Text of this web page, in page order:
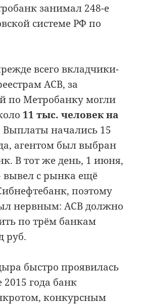
занимал 248-е
системе РФ по
всего вкладчики-
АСВ, за
по Метробанку могли
11 тыс. человек на
Выплаты начались 15
агентом был выбран
В тот же день, 1 июня,
вывел с рынка ещё
поэтому
нервным: АСВ должно
по трём банкам
руб.
быстро проявилась
2015 года банк
конкурсным